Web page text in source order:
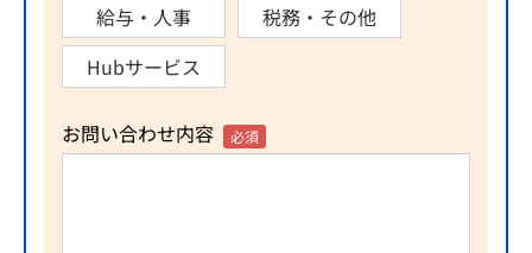
給与・人事
税務・その他
Hubサービス
お問い合わせ内容 必須